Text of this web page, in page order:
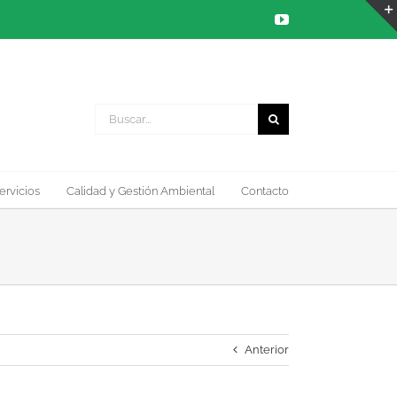
YouTube
Calidad y Gestión Ambiental Contacto
Anterior